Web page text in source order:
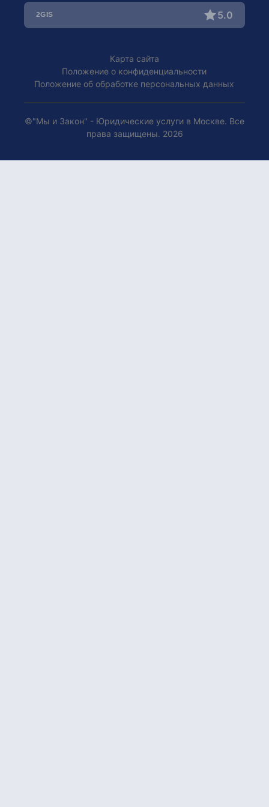
Помощь при ДТП / Автоюрист
Опека и попечительство
Оспаривание отцовства
5.0
Карта сайта
Положение о конфиденциальности
Положение об обработке персональных данных
©"Мы и Закон" - Юридические услуги в Москве. Все
права защищены. 2026